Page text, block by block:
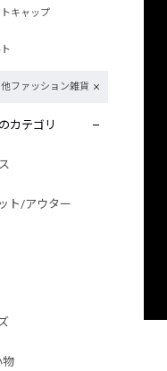
キャップ
ファッション雑貨
カテゴリ
ト/アウター
物